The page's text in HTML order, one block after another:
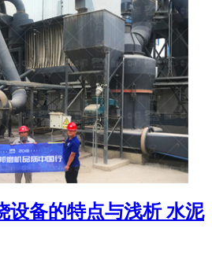
设备的特点与浅析 水泥